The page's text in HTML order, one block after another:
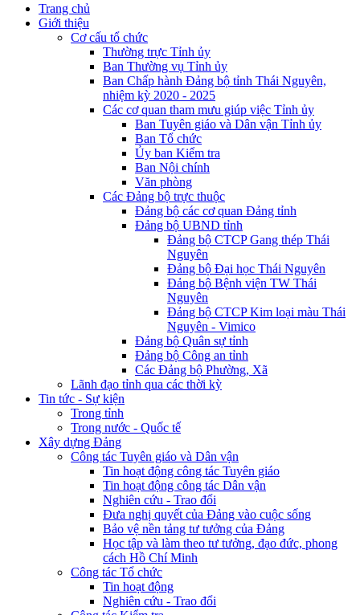
Trang chủ
Giới thiệu
Cơ cấu tổ chức
Thường trực Tỉnh ủy
Ban Thường vụ Tỉnh ủy
Ban Chấp hành Đảng bộ tỉnh Thái Nguyên,
nhiệm kỳ 2020 - 2025
Các cơ quan tham mưu giúp việc Tỉnh ủy
Ban Tuyên giáo và Dân vận Tỉnh ủy
Ban Tổ chức
Ủy ban Kiểm tra
Ban Nội chính
Văn phòng
Các Đảng bộ trực thuộc
Đảng bộ các cơ quan Đảng tỉnh
Đảng bộ UBND tỉnh
Đảng bộ CTCP Gang thép Thái
Nguyên
Đảng bộ Đại học Thái Nguyên
Đảng bộ Bệnh viện TW Thái
Nguyên
Đảng bộ CTCP Kim loại màu Thái
Nguyên - Vimico
Đảng bộ Quân sự tỉnh
Đảng bộ Công an tỉnh
Các Đảng bộ Phường, Xã
Lãnh đạo tỉnh qua các thời kỳ
Tin tức - Sự kiện
Trong tỉnh
Trong nước - Quốc tế
Xây dựng Đảng
Công tác Tuyên giáo và Dân vận
Tin hoạt động công tác Tuyên giáo
Tin hoạt động công tác Dân vận
Nghiên cứu - Trao đổi
Đưa nghị quyết của Đảng vào cuộc sống
Bảo vệ nền tảng tư tưởng của Đảng
Học tập và làm theo tư tưởng, đạo đức, phong
cách Hồ Chí Minh
Công tác Tổ chức
Tin hoạt động
Nghiên cứu - Trao đổi